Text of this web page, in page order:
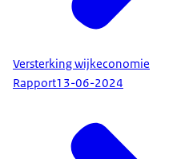
Versterking wijkeconomie
Rapport13-06-2024